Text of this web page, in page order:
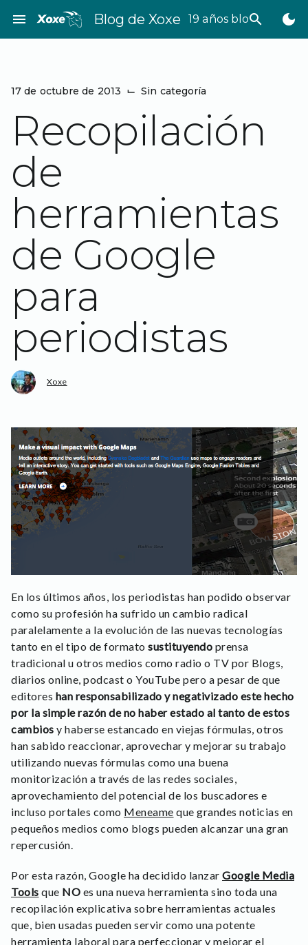
contenido
menu Blog de Xoxe 19 años bloggeando
search dark_mode
17 de octubre de 2013 ⌙ Sin categoría
Recopilación
de
herramientas
de Google
para
periodistas
Xoxe
En los últimos años, los periodistas han podido observar
como su profesión ha sufrido un cambio radical
paralelamente a la evolución de las nuevas tecnologías
tanto en el tipo de formato sustituyendo prensa
tradicional u otros medios como radio o TV por Blogs,
diarios online, podcast o YouTube pero a pesar de que
editores han responsabilizado y negativizado este hecho
por la simple razón de no haber estado al tanto de estos
cambios y haberse estancado en viejas fórmulas, otros
han sabido reaccionar, aprovechar y mejorar su trabajo
utilizando nuevas fórmulas como una buena
monitorización a través de las redes sociales,
aprovechamiento del potencial de los buscadores e
incluso portales como Meneame que grandes noticias en
pequeños medios como blogs pueden alcanzar una gran
repercusión.
Por esta razón, Google ha decidido lanzar Google Media
Tools que NO es una nueva herramienta sino toda una
recopilación explicativa sobre herramientas actuales
que, bien usadas pueden servir como una potente
herramienta laboral para perfeccionar y mejorar el